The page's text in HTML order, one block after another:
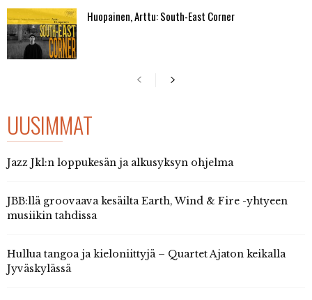
Huopainen, Arttu: South-East Corner
UUSIMMAT
Jazz Jkl:n loppukesän ja alkusyksyn ohjelma
JBB:llä groovaava kesäilta Earth, Wind & Fire -yhtyeen
musiikin tahdissa
Hullua tangoa ja kieloniittyjä – Quartet Ajaton keikalla
Jyväskylässä